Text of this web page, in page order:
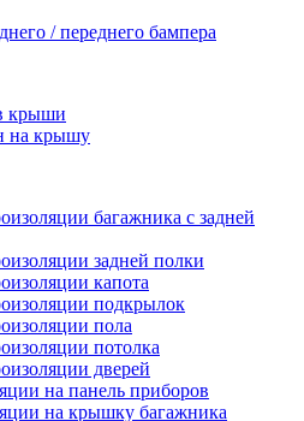
/ переднего бампера
крыши
на крышу
багажника с задней
задней полки
капота
подкрылок
пола
потолка
дверей
на панель приборов
на крышку багажника